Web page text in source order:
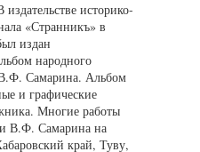
историко-
«Странникъ» в
издан
народного
Самарина. Альбом
и графические
Многие работы
В.Ф. Самарина на
край, Туву,